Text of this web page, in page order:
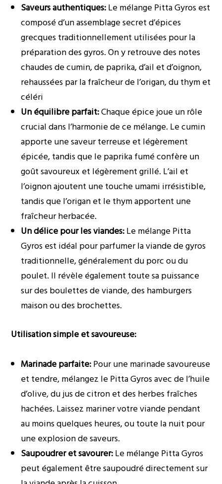
Saveurs authentiques:Le mélange Pitta Gyros est
composé d’un assemblage secret d’épices
grecques traditionnellement utilisées pour la
préparation des gyros. On y retrouve des notes
chaudes de cumin, de paprika, d’ail et d’oignon,
rehaussées par la fraîcheur de l’origan, du thym et
céléri
Un équilibre parfait:Chaque épice joue un rôle
crucial dans l’harmonie de ce mélange. Le cumin
apporte une saveur terreuse et légèrement
épicée, tandis que le paprika fumé confère un
goût savoureux et légèrement grillé. L’ail et
l’oignon ajoutent une touche umami irrésistible,
tandis que l’origan et le thym apportent une
fraîcheur herbacée.
Un délice pour les viandes:Le mélange Pitta
Gyros est idéal pour parfumer la viande de gyros
traditionnelle, généralement du porc ou du
poulet. Il révèle également toute sa puissance
sur des boulettes de viande, des hamburgers
maison ou des brochettes.
Utilisation simple et savoureuse:
Marinade parfaite:Pour une marinade savoureuse
et tendre, mélangez le Pitta Gyros avec de l’huile
d’olive, du jus de citron et des herbes fraîches
hachées. Laissez mariner votre viande pendant
au moins quelques heures, ou toute la nuit pour
une explosion de saveurs.
Saupoudrer et savourer:Le mélange Pitta Gyros
peut également être saupoudré directement sur